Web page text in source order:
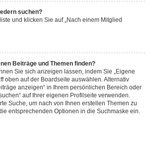
suchen?
und klicken Sie auf „Nach einem Mitglied
Beiträge und Themen finden?
Sie sich anzeigen lassen, indem Sie „Eigene
oben auf der Boardseite auswählen. Alternativ
anzeigen“ in Ihrem persönlichen Bereich oder
auf Ihrer eigenen Profilseite verwenden.
Suche, um nach von Ihnen erstellen Themen zu
entsprechenden Optionen in die Suchmaske ein.